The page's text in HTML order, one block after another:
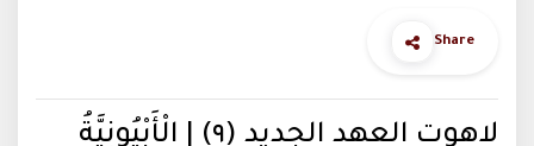
Share
لاهوت العهد الجديد (٩) | الْأَبْيُونِيَّةُ